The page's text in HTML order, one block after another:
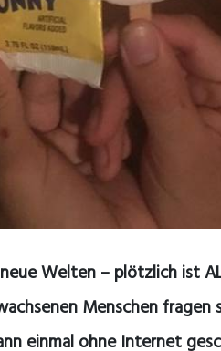
Welten – plötzlich ist
Menschen fragen
einmal ohne Internet